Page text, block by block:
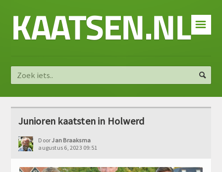
☰
KAATSEN.NL
Junioren kaatsten in Holwerd
DoorJan Braaksma
augustus 6, 2023 09:51